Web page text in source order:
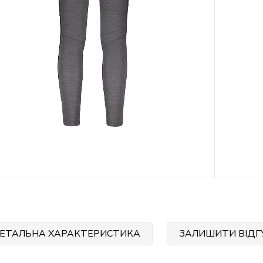
ХАРАКТЕРИСТИКА ЗАЛИШИТИ